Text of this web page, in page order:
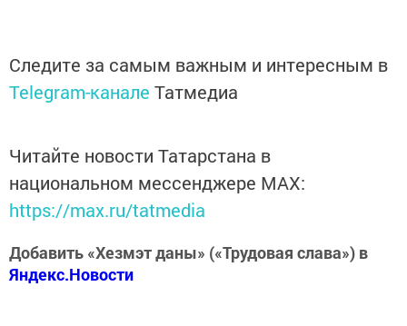
Следите за самым важным и интересным в
Telegram-канале Татмедиа
Читайте новости Татарстана в
национальном мессенджере MАХ:
https://max.ru/tatmedia
Добавить «Хезмэт даны» («Трудовая слава») в
Яндекс.Новости